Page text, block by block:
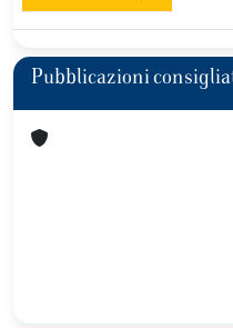
Pubblicazioni